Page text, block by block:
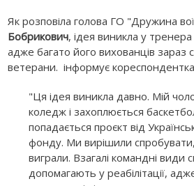
Як розповіла голова ГО "Дружина
Бобрикович, ідея виникла у
адже багато його вихованців зараз
ветерани. інформує
"Ця ідея виникла давно. Мій
коледж і захоплюється
попадається проєкт від
фонду. Ми вирішили спробувати,
виграли. Взагалі командні види
допомагають у реабілітації,